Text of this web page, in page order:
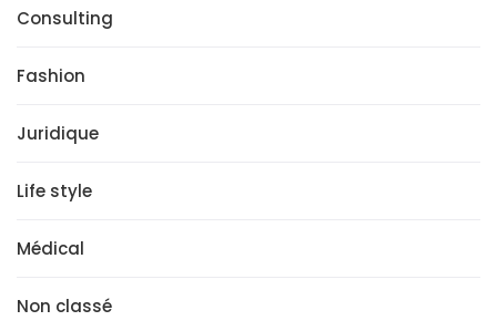
Consulting
Fashion
Juridique
Life style
Médical
Non classé